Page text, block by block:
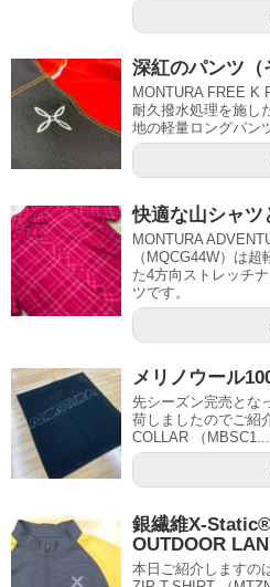
深紅のパンツ（
MONTURA FREE K
耐久撥水処理を施し
地の軽量ロングパン
快適な山シャツ
MONTURA
（MQCG44W）は
た4方向ストレッチ
ツです。
メリノウール
先シーズン完売とな
荷しましたのでご紹
COLLAR （MBSC1...
銀繊維X-
OUTDOOR
本日ご紹介しますの